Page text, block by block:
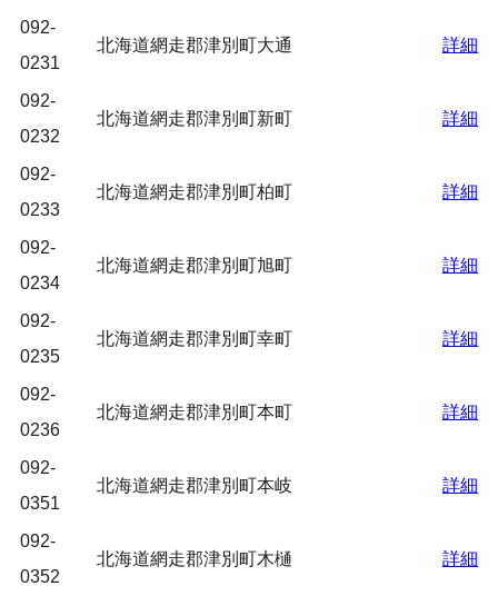
092-
0231
北海道網走郡津別町大通 詳細
092-
0232
北海道網走郡津別町新町 詳細
092-
0233
北海道網走郡津別町柏町 詳細
092-
0234
北海道網走郡津別町旭町 詳細
092-
0235
北海道網走郡津別町幸町 詳細
092-
0236
北海道網走郡津別町本町 詳細
092-
0351
北海道網走郡津別町本岐 詳細
092-
0352
北海道網走郡津別町木樋 詳細